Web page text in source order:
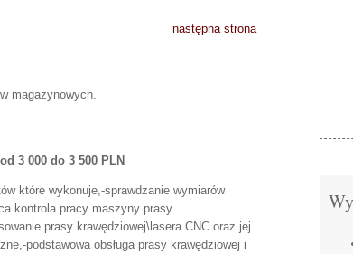
następna strona
magazynowych.
3 000 do 3 500 PLN
które wykonuje,-sprawdzanie wymiarów
kontrola pracy maszyny prasy
prasy krawędziowej\lasera CNC oraz jej
podstawowa obsługa prasy krawędziowej i